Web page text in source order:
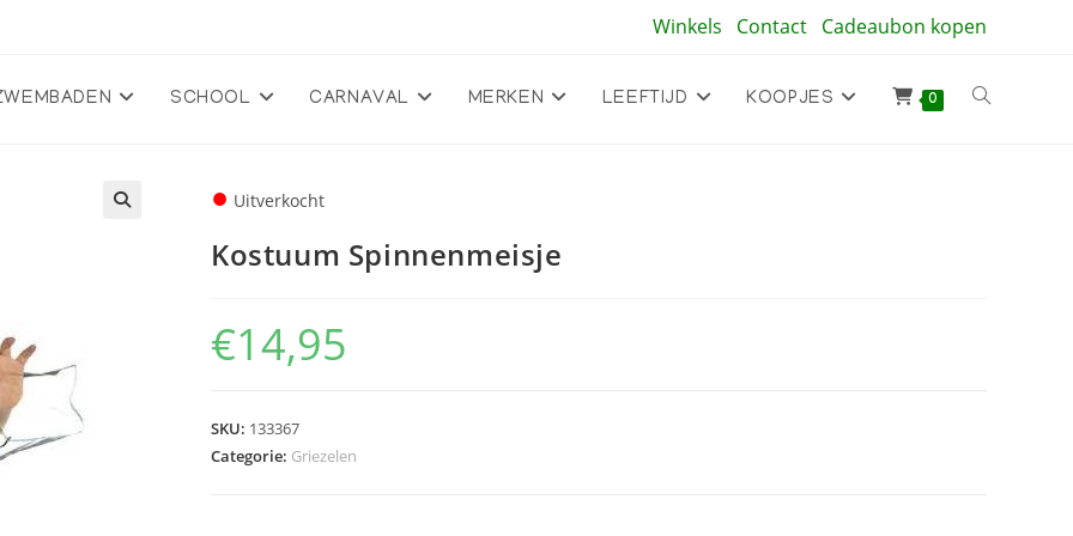
Winkels Contact Cadeaubon kopen
SCHOOL CARNAVAL MERKEN LEEFTIJD KOOPJES 0 Toggle
● Uitverkocht
Kostuum Spinnenmeisje
€14,95
SKU: 133367
Categorie: Griezelen